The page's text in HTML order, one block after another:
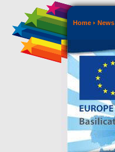
Home News